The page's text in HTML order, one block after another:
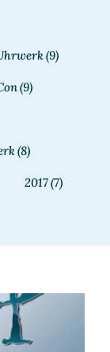
(9)
(9)
(8)
2017(7)